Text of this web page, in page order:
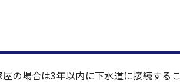
の場合は3年以内に下水道に接続する